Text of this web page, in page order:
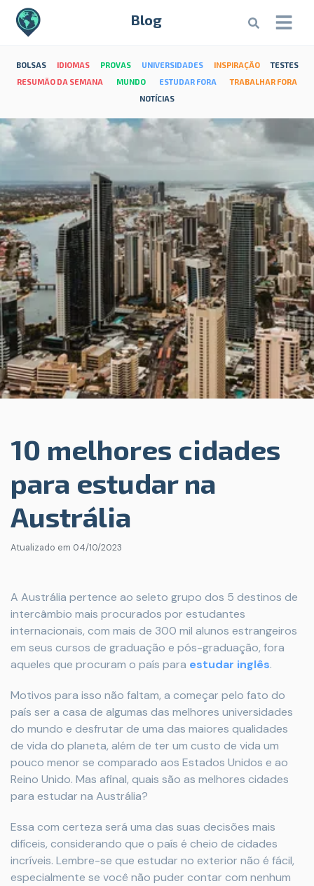
Blog
BOLSAS IDIOMAS PROVAS UNIVERSIDADES INSPIRAÇÃO
TESTES
RESUMÃO DA SEMANA
MUNDO ESTUDAR FORA
TRABALHAR FORA
NOTÍCIAS
10 melhores cidades
para estudar na
Austrália
Atualizado em 04/10/2023
A Austrália pertence ao seleto grupo dos 5 destinos de
intercâmbio mais procurados por estudantes
internacionais, com mais de 300 mil alunos estrangeiros
em seus cursos de graduação e pós-graduação, fora
aqueles que procuram o país para estudar inglês.
Motivos para isso não faltam, a começar pelo fato do
país ser a casa de algumas das melhores universidades
do mundo e desfrutar de uma das maiores qualidades
de vida do planeta, além de ter um custo de vida um
pouco menor se comparado aos Estados Unidos e ao
Reino Unido. Mas afinal, quais são as melhores cidades
para estudar na Austrália?
Essa com certeza será uma das suas decisões mais
difíceis, considerando que o país é cheio de cidades
incríveis. Lembre-se que estudar no exterior não é fácil,
especialmente se você não puder contar com nenhum